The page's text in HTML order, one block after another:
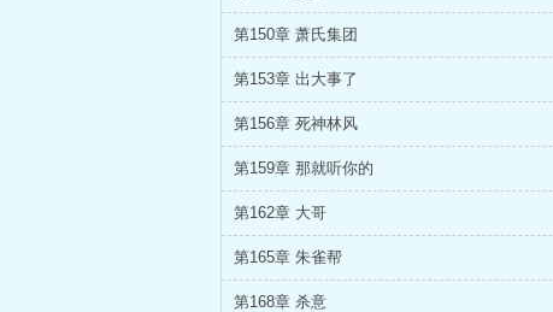
第150章 萧氏集团
第153章 出大事了
第156章 死神林风
第159章 那就听你的
第162章 大哥
第165章 朱雀帮
第168章 杀意